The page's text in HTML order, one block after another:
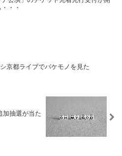
・・
京都ライブでバケモノを見た
加抽選が当た